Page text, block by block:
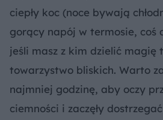
ciepły koc (noce bywają
gorący napój w termosie, coś
jeśli masz z kim dzielić magię
towarzystwo bliskich. Warto
najmniej godzinę, aby oczy
ciemności i zaczęły